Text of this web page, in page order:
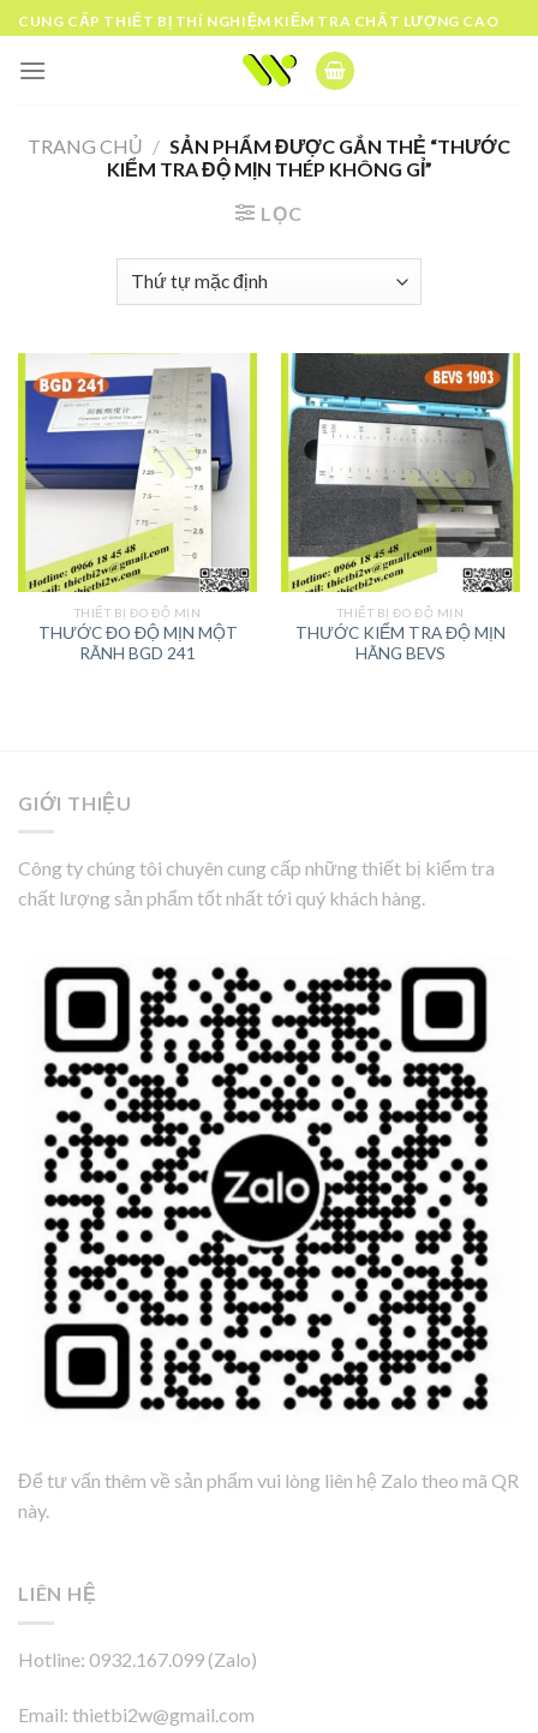
Skip
to
content
CUNG CẤP THIẾT BỊ THÍ NGHIỆM KIỂM TRA CHẤT LƯỢNG CAO
TRANG CHỦ / SẢN PHẨM ĐƯỢC GẮN THẺ “THƯỚC
KIỂM TRA ĐỘ MỊN THÉP KHÔNG GỈ”
LỌC
THIẾT BỊ ĐO ĐỘ MỊN
THƯỚC ĐO ĐỘ MỊN MỘT
RÃNH BGD 241
THIẾT BỊ ĐO ĐỘ MỊN
THƯỚC KIỂM TRA ĐỘ MỊN
HÃNG BEVS
GIỚI THIỆU
Công ty chúng tôi chuyên cung cấp những thiết bị kiểm tra
chất lượng sản phẩm tốt nhất tới quý khách hàng.
Để tư vấn thêm về sản phẩm vui lòng liên hệ Zalo theo mã QR
này.
LIÊN HỆ
Hotline: 0932.167.099 (Zalo)
Email: thietbi2w@gmail.com